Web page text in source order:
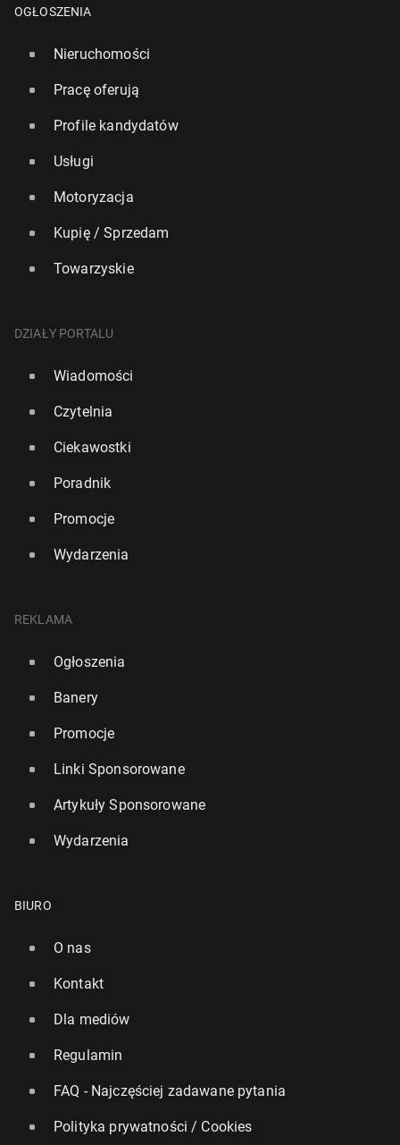
OGŁOSZENIA
Nieruchomości
Pracę oferują
Profile kandydatów
Usługi
Motoryzacja
Kupię / Sprzedam
Towarzyskie
DZIAŁY PORTALU
Wiadomości
Czytelnia
Ciekawostki
Poradnik
Promocje
Wydarzenia
REKLAMA
Ogłoszenia
Banery
Promocje
Linki Sponsorowane
Artykuły Sponsorowane
Wydarzenia
BIURO
O nas
Kontakt
Dla mediów
Regulamin
FAQ - Najczęściej zadawane pytania
Polityka prywatności / Cookies